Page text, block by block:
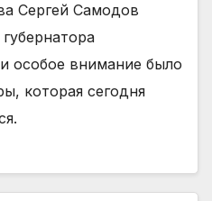
Сергей Самодов
особое внимание было
которая сегодня